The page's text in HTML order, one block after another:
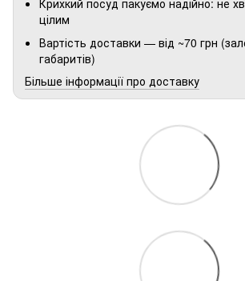
Крихкий посуд пакуємо надійно: не
цілим
Вартість доставки — від ~70 грн
габаритів)
Більше інформації про доставку